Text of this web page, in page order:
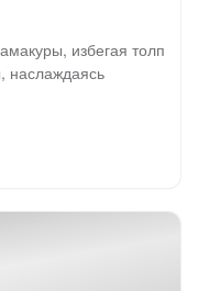
избегая толп
наслаждаясь